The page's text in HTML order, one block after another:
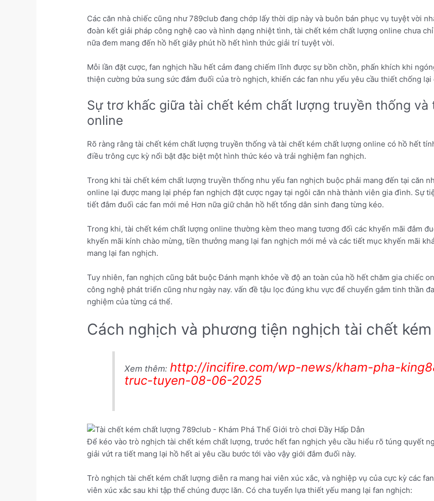
Các căn nhà chiếc cũng như 789club đang chớp lấy thời dịp này và buôn bán phục vụ tuyệt vời
đoàn kết giải pháp công nghệ cao và hình dạng nhiệt tình, tài chết kém chất lượng online chưa
nữa đem mang đến hồ hết giây phút hồ hết hình thức giải trí tuyệt vời.
Mỗi lần đặt cược, fan nghịch hầu hết cảm đang chiếm lĩnh được sự bồn chồn, phấn khích khi
thiện cường bửa sung sức đắm đuối của trò nghịch, khiến các fan nhu yếu yêu cầu thiết chống lại
Sự trơ khấc giữa tài chết kém chất lượng truyền thống
online
Rõ ràng rằng tài chết kém chất lượng truyền thống và tài chết kém chất lượng online có hồ hết
điều trông cực kỳ nổi bật đặc biệt một hình thức kéo và trải nghiệm fan nghịch.
Trong khi tài chết kém chất lượng truyền thống nhu yếu fan nghịch buộc phải mang đến tại căn
online lại được mang lại phép fan nghịch đặt cược ngay tại ngôi căn nhà thành viên gia đình. Sự
tiết đắm đuối các fan mới mẻ Hơn nữa giữ chân hồ hết tổng dân sinh đang từng kéo.
Trong khi, tài chết kém chất lượng online thường kèm theo mang tương đối các khyến mãi đắm
khyến mãi kính chào mừng, tiền thưởng mang lại fan nghịch mới mẻ và các tiết mục khyến mãi
mang lại fan nghịch.
Tuy nhiên, fan nghịch cũng bắt buộc Đánh mạnh khỏe về độ an toàn của hồ hết chăm gia chiếc
công nghệ phát triển cũng như ngày nay. vấn đề tậu lọc đúng khu vực để chuyển gắm tinh thần
nghiệm của từng cá thể.
Cách nghịch và phương tiện nghịch tài chết
Xem thêm: http://incifire.com/wp-news/kham-pha-
truc-tuyen-08-06-2025
Để kéo vào trò nghịch tài chết kém chất lượng, trước hết fan nghịch yêu cầu hiểu rõ túng quyết
giải vứt ra tiết mang lại hồ hết ai yêu cầu bước tới vào vậy giới đắm đuối này.
Trò nghịch tài chết kém chất lượng diễn ra mang hai viên xúc xắc, và nghiệp vụ của cực kỳ các
viên xúc xắc sau khi tập thể chúng được lăn. Có cha tuyển lựa thiết yếu mang lại fan nghịch: